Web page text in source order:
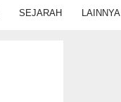
SEJARAH LAINNYA